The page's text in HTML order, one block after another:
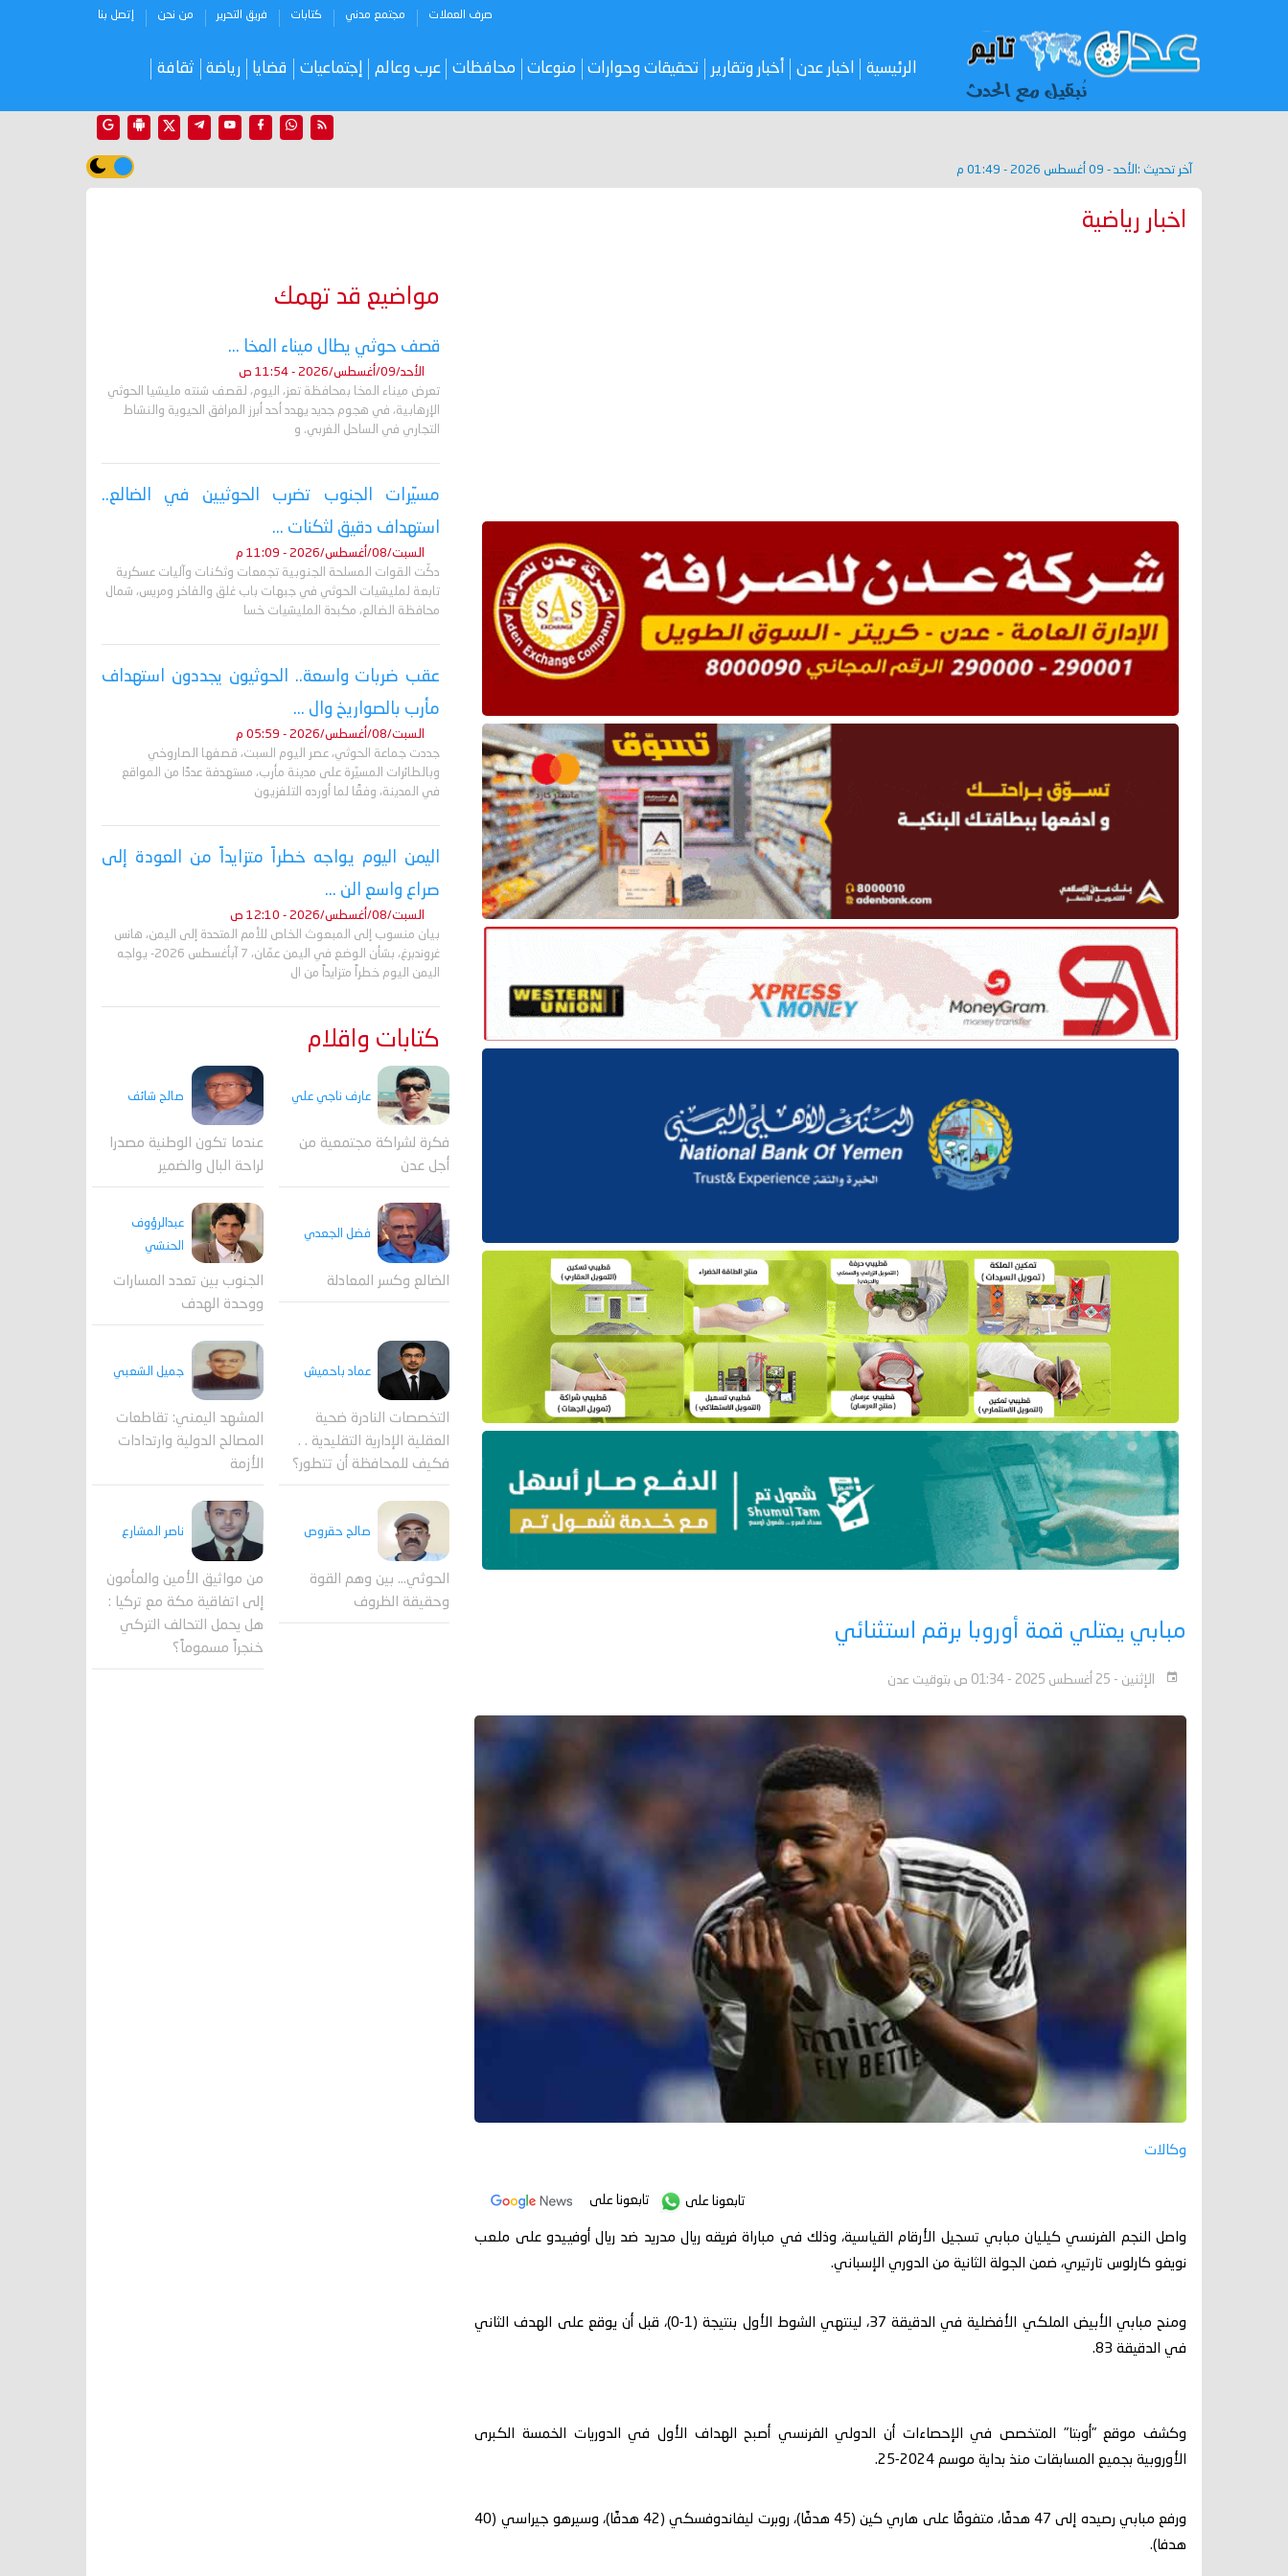
صرف العملات مجتمع مدني كتابات فريق التحرير من نحن إتصل بنا
الرئيسية اخبار عدن أخبار وتقارير تحقيقات وحوارات منوعات محافظات عرب وعالم إجتماعيات قضايا رياضة ثقافة
آخر تحديث : الأحد - 09 أغسطس 2026 - 01:49 م
اخبار رياضية
مبابي يعتلي قمة أوروبا برقم استثنائي
الإثنين - 25 أغسطس 2025 - 01:34 ص بتوقيت عدن
وكالات
تابعونا على تابعونا على
واصل النجم الفرنسي كيليان مبابي تسجيل الأرقام القياسية، وذلك في مباراة فريقه ريال مدريد ضد ريال أوفييدو على ملعب
نويفو كارلوس تارتيري، ضمن الجولة الثانية من الدوري الإسباني.
ومنح مبابي الأبيض الملكي الأفضلية في الدقيقة 37، لينتهي الشوط الأول بنتيجة (1-0)، قبل أن يوقع على الهدف الثاني
في الدقيقة 83.
وكشف موقع "أوبتا" المتخصص في الإحصاءات أن الدولي الفرنسي أصبح الهداف الأول في الدوريات الخمسة الكبرى
الأوروبية بجميع المسابقات منذ بداية موسم 2024-25.
ورفع مبابي رصيده إلى 47 هدفًا، متفوقًا على هاري كين (45 هدفًا)، روبرت ليفاندوفسكي (42 هدفًا)، وسيرهو جيراسي (40
هدفا).
مواضيع قد تهمك
قصف حوثي يطال ميناء المخا ...
الأحد/09/أغسطس/2026 - 11:54 ص
تعرض ميناء المخا بمحافظة تعز، اليوم، لقصف شنته مليشيا الحوثي
الإرهابية، في هجوم جديد يهدد أحد أبرز المرافق الحيوية والنشاط
التجاري في الساحل الغربي. و
مسيّرات الجنوب تضرب الحوثيين في الضالع..
استهداف دقيق لثكنات ...
السبت/08/أغسطس/2026 - 11:09 م
دكّت القوات المسلحة الجنوبية تجمعات وثكنات وآليات عسكرية
تابعة لمليشيات الحوثي في جبهات باب غلق والفاخر ومريس، شمال
محافظة الضالع، مكبدة المليشيات خسا
عقب ضربات واسعة.. الحوثيون يجددون استهداف
مأرب بالصواريخ وال ...
السبت/08/أغسطس/2026 - 05:59 م
جددت جماعة الحوثي، عصر اليوم السبت، قصفها الصاروخي
وبالطائرات المسيّرة على مدينة مأرب، مستهدفة عددًا من المواقع
في المدينة، وفقًا لما أورده التلفزيون
اليمن اليوم يواجه خطراً متزايداً من العودة إلى
صراع واسع الن ...
السبت/08/أغسطس/2026 - 12:10 ص
بيان منسوب إلى المبعوث الخاص للأمم المتحدة إلى اليمن، هانس
غروندبرغ، بشأن الوضع في اليمن عمّان، 7 آبأغسطس 2026- يواجه
اليمن اليوم خطراً متزايداً من ال
كتابات واقلام
عارف ناجي علي
فكرة لشراكة مجتمعية من
أجل عدن
صالح شائف
عندما تكون الوطنية مصدرا
لراحة البال والضمير
فضل الجعدي
الضالع وكسر المعادلة
عبدالرؤوف
الحنشي
الجنوب بين تعدد المسارات
ووحدة الهدف
عماد باحميش
التخصصات النادرة ضحية
العقلية الإدارية التقليدية . .
فكيف للمحافظة أن تتطور؟
جميل الشعبي
المشهد اليمني: تقاطعات
المصالح الدولية وارتدادات
الأزمة
صالح حقروص
الحوثي... بين وهم القوة
وحقيقة الظروف
ناصر المشارع
من مواثيق الأمين والمأمون
إلى اتفاقية مكة مع تركيا :
هل يحمل التحالف التركي
خنجراً مسموماً؟